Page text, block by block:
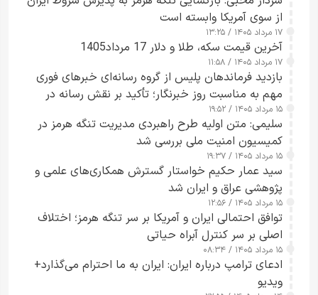
از سوی آمریکا وابسته است
۱۷ مرداد ۱۴۰۵ / ۱۳:۲۵
آخرین قیمت سکه، طلا و دلار 17 مرداد1405
۱۷ مرداد ۱۴۰۵ / ۱۱:۵۸
بازدید فرماندهان پلیس از گروه رسانه‌ای خبرهای فوری
مهم به مناسبت روز خبرنگار؛ تأکید بر نقش رسانه در
تقویت امنیت و اعتماد عمومی
۱۵ مرداد ۱۴۰۵ / ۱۹:۵۲
سلیمی: متن اولیه طرح راهبردی مدیریت تنگه هرمز در
کمیسیون امنیت ملی بررسی شد
۱۵ مرداد ۱۴۰۵ / ۱۹:۳۷
سید عمار حکیم خواستار گسترش همکاری‌های علمی و
پژوهشی عراق و ایران شد
۱۵ مرداد ۱۴۰۵ / ۱۲:۵۶
توافق احتمالی ایران و آمریکا بر سر تنگه هرمز؛ اختلاف
اصلی بر سر کنترل آبراه حیاتی
۱۵ مرداد ۱۴۰۵ / ۰۸:۳۴
ادعای ترامپ درباره ایران: ایران به ما احترام می‌گذارد+
ویدیو